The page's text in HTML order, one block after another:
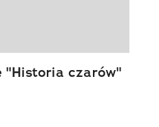
"Historia czarów"